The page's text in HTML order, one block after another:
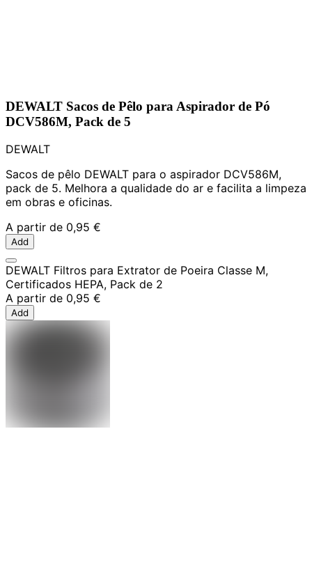
DEWALT Sacos de Pêlo para Aspirador de Pó
DCV586M, Pack de 5
DEWALT
Sacos de pêlo DEWALT para o aspirador DCV586M,
pack de 5. Melhora a qualidade do ar e facilita a limpeza
em obras e oficinas.
A partir de 0,95 €
Add
DEWALT Filtros para Extrator de Poeira Classe M,
Certificados HEPA, Pack de 2
A partir de 0,95 €
Add